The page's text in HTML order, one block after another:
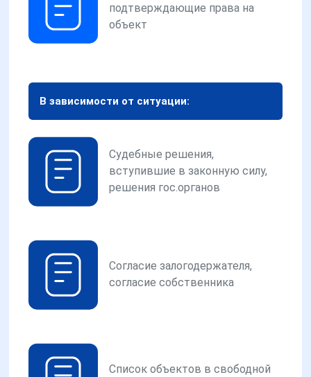
подтверждающие права на
объект
В зависимости от ситуации:
Судебные решения,
вступившие в законную силу,
решения гос.органов
Согласие залогодержателя,
согласие собственника
Список объектов в свободной